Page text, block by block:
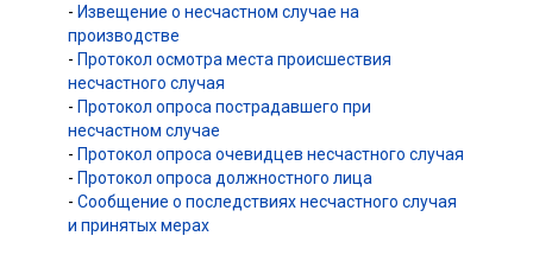
- Извещение о несчастном случае на
производстве
- Протокол осмотра места происшествия
несчастного случая
- Протокол опроса пострадавшего при
несчастном случае
- Протокол опроса очевидцев несчастного случая
- Протокол опроса должностного лица
- Сообщение о последствиях несчастного случая
и принятых мерах